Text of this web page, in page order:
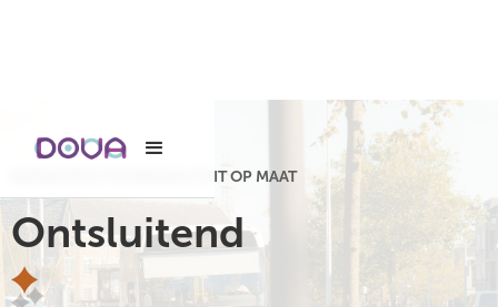
INFRASTRUCTUURKWALITEIT OP MAAT
Ontsluitend